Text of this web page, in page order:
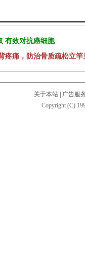
有效对抗癌细胞
疼痛，防治骨质疏松立竿
关于本站
广告服
Copyright (C)